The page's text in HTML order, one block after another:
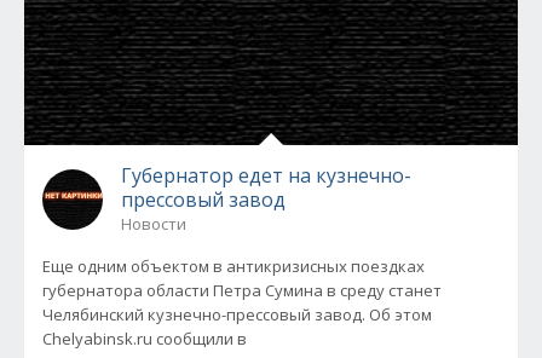
Губернатор едет на кузнечно-
прессовый завод
Новости
Еще одним объектом в антикризисных поездках
губернатора области Петра Сумина в среду станет
Челябинский кузнечно-прессовый завод. Об этом
Chelyabinsk.ru сообщили в